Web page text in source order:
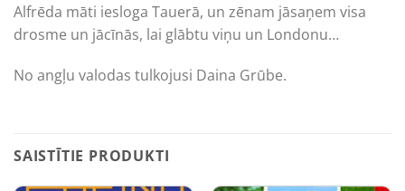
Alfrēda māti iesloga Tauerā, un zēnam jāsaņem visa
drosme un jācīnās, lai glābtu viņu un Londonu…
No angļu valodas tulkojusi Daina Grūbe.
SAISTĪTIE PRODUKTI